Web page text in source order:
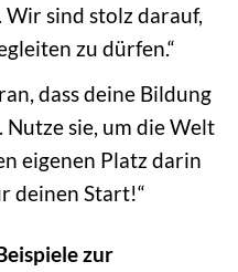
sind stolz darauf,
zu dürfen.“
dass deine Bildung
sie, um die Welt
eigenen Platz darin
deinen Start!“
zur